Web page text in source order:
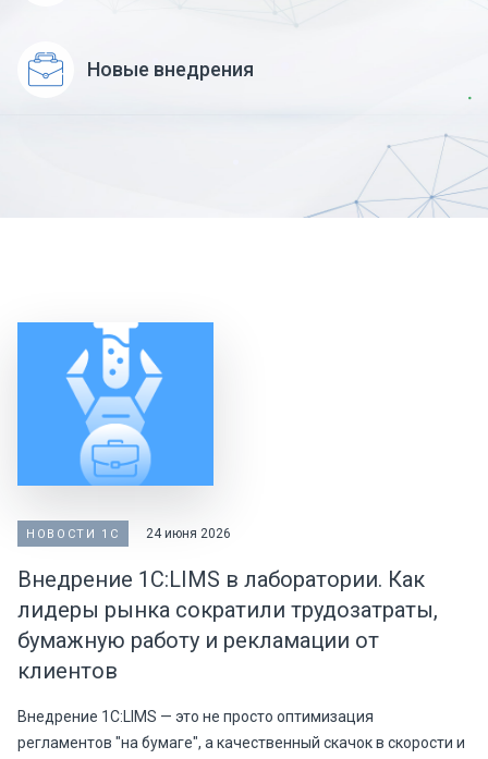
Новые внедрения
НОВОСТИ 1С 24 июня 2026
Внедрение 1С:LIMS в лаборатории. Как
лидеры рынка сократили трудозатраты,
бумажную работу и рекламации от
клиентов
Внедрение 1С:LIMS — это не просто оптимизация
регламентов "на бумаге", а качественный скачок в скорости и